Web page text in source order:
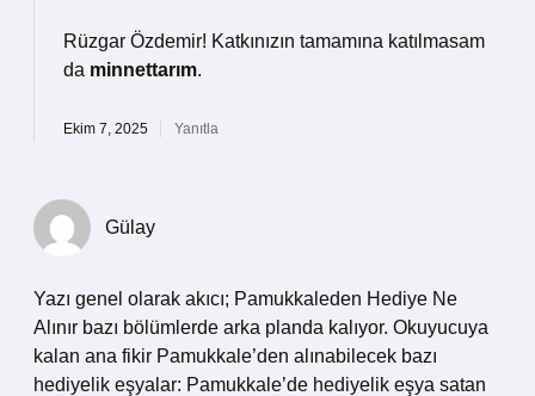
Rüzgar Özdemir! Katkınızın tamamına katılmasam
da minnettarım.
Ekim 7, 2025 Yanıtla
Gülay
Yazı genel olarak akıcı; Pamukkaleden Hediye Ne
Alınır bazı bölümlerde arka planda kalıyor. Okuyucuya
kalan ana fikir Pamukkale’den alınabilecek bazı
hediyelik eşyalar: Pamukkale’de hediyelik eşya satan